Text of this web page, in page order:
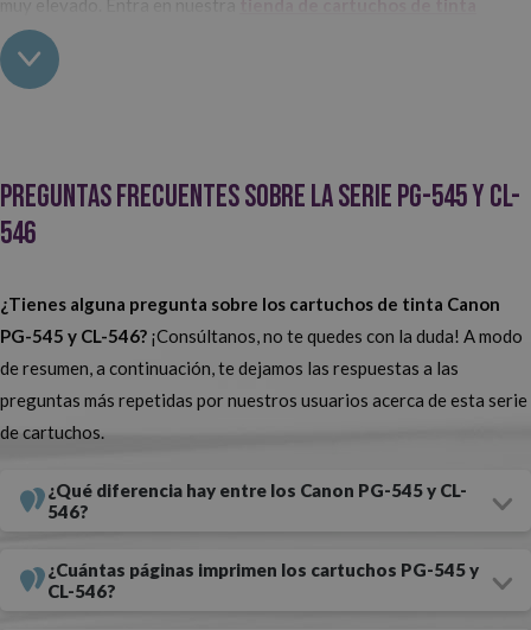
onliney hazte con los Canon PG-545 y CL-546 originales o
compatibles, ¡nos adaptamos a todos y cada uno de nuestros
En nuestra tienda de cartuchos de tinta online encontrarás todos
Canon PG-545 y CL-546. ¿Los quieres en original o en compatible?,
¿en versión estándar o XL? Las diferencias entre ambos son claras:
el precio y el rendimiento. Si quieres un cartucho barato y que te
dure el mayor tiempo posible, los PG-545XL y CL-546XL
destinar una mayor cantidad de dinero a tus consumibles, los PG-
ambas opciones te van a proporcionar unos resultados de la más
Preguntas frecuentes sobre la serie PG-545 y CL-
546
¿Tienes alguna pregunta sobre los cartuchos de tinta Canon
PG-545 y CL-546? ¡Consúltanos, no te quedes con la duda! A modo
de resumen, a continuación, te dejamos las respuestas a las
preguntas más repetidas por nuestros usuarios acerca de esta serie
de cartuchos.
¿Qué diferencia hay entre los Canon PG-545 y CL-
546?
¿Cuántas páginas imprimen los cartuchos PG-545 y
CL-546?